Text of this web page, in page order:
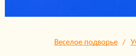
Веселое подворье